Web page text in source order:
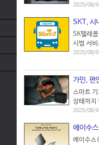
2025/08/
SKT, 시
SK텔레
시범 서
2025/08/
가민, 편
스마트
상태까
2025/08/
에이수
에이수스